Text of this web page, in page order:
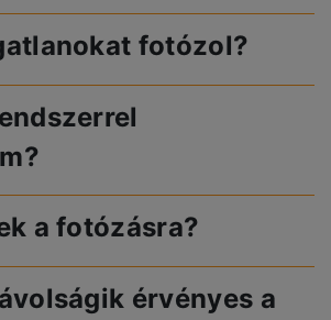
fotózol?
a fotózásra?
érvényes a